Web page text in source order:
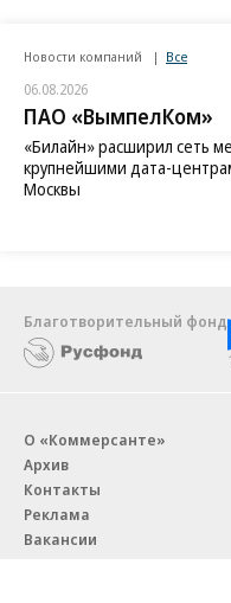
Новости компаний Все
06.08.2026
ПАО «ВымпелКом»
«Билайн» расширил сеть
крупнейшими дата-
Москвы
Благотворительный фонд
О «Коммерсанте»
Архив
Контакты
Реклама
Вакансии